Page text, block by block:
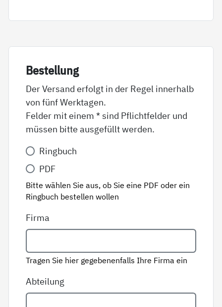
Be­stel­lung
Der Versand erfolgt in der Regel innerhalb
von fünf Werktagen.
Felder mit einem * sind Pflichtfelder und
müssen bitte ausgefüllt werden.
Variante*
Ringbuch
PDF
Bitte wählen Sie aus, ob Sie eine PDF oder ein
Ringbuch bestellen wollen
Firma
Tragen Sie hier gegebenenfalls Ihre Firma ein
Abteilung